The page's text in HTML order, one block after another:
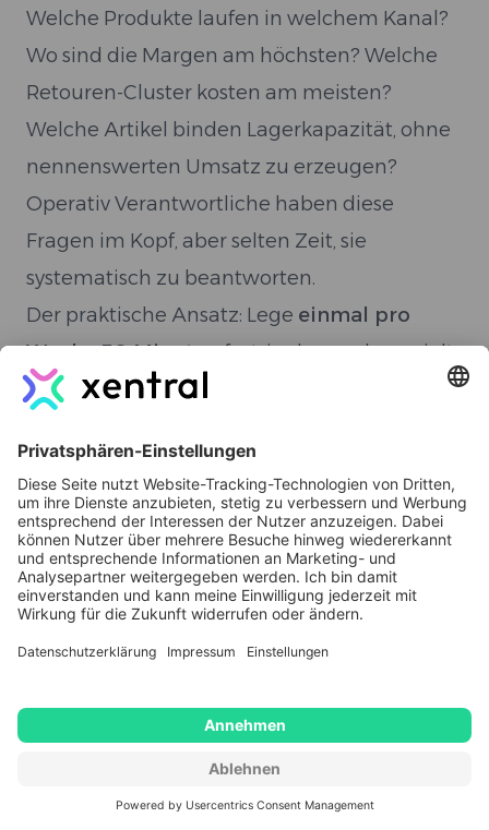
Welche Produkte laufen in welchem Kanal?
Wo sind die Margen am höchsten? Welche
Retouren-Cluster kosten am meisten?
Welche Artikel binden Lagerkapazität, ohne
nennenswerten Umsatz zu erzeugen?
Operativ Verantwortliche haben diese
Fragen im Kopf, aber selten Zeit, sie
systematisch zu beantworten.
Der praktische Ansatz: Lege einmal pro
Woche 30 Minutenfest, in denen du gezielt
drei Kennzahlenaus dem ERP ziehst und
Nicht mehr. Hältst du das konsequent ein,
triffst du Sortimentsentscheidungen früher,
erkennst Margenfresser schneller und
reagierst auf saisonale Verschiebungen,
bevor sie zum Problem werden.
operative Skalierbarkeit mit einem
ERP (und was nicht)?
Klingt alles super – aber ist das nicht
eigentlich nur in großen Unternehmen mit